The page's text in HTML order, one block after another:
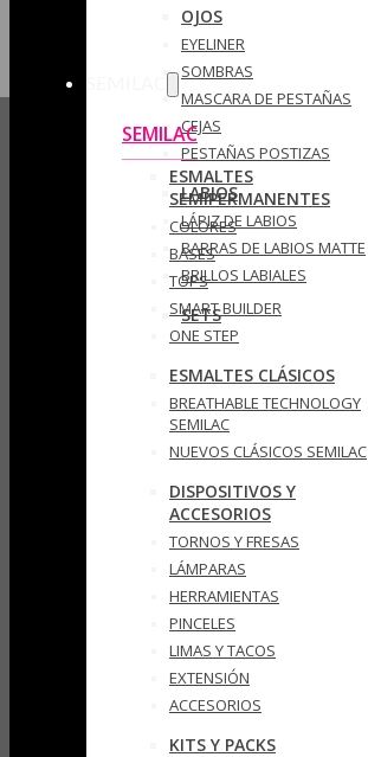
OJOS
EYELINER
SOMBRAS
MASCARA DE PESTAÑAS
CEJAS
PESTAÑAS POSTIZAS
LABIOS
LÁPIZ DE LABIOS
BARRAS DE LABIOS MATTE
BRILLOS LABIALES
SETS
SEMILAC
ESMALTES
SEMIPERMANENTES
COLORES
BASES
TOPS
SMART BUILDER
ONE STEP
ESMALTES CLÁSICOS
BREATHABLE TECHNOLOGY
SEMILAC
NUEVOS CLÁSICOS SEMILAC
DISPOSITIVOS Y
ACCESORIOS
TORNOS Y FRESAS
LÁMPARAS
HERRAMIENTAS
PINCELES
LIMAS Y TACOS
EXTENSIÓN
ACCESORIOS
KITS Y PACKS